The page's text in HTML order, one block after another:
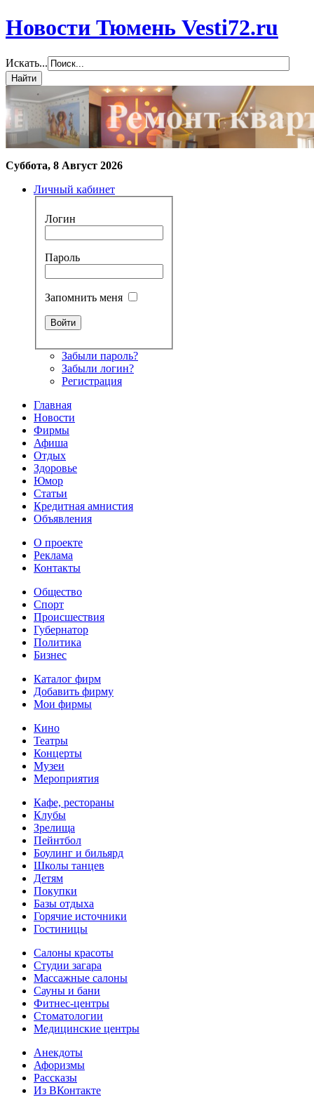
Новости Тюмень Vesti72.ru
Искать...
Суббота, 8 Август 2026
Личный кабинет
Логин
Пароль
Запомнить меня
Забыли пароль?
Забыли логин?
Регистрация
Главная
Новости
Фирмы
Афиша
Отдых
Здоровье
Юмор
Статьи
Кредитная амнистия
Объявления
О проекте
Реклама
Контакты
Общество
Спорт
Происшествия
Губернатор
Политика
Бизнес
Каталог фирм
Добавить фирму
Мои фирмы
Кино
Театры
Концерты
Музеи
Мероприятия
Кафе, рестораны
Клубы
Зрелища
Пейнтбол
Боулинг и бильярд
Школы танцев
Детям
Покупки
Базы отдыха
Горячие источники
Гостиницы
Салоны красоты
Студии загара
Массажные салоны
Сауны и бани
Фитнес-центры
Стоматологии
Медицинские центры
Анекдоты
Афоризмы
Рассказы
Из ВКонтакте